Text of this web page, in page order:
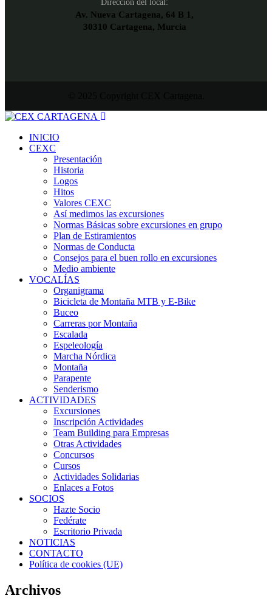
Dirección del local:
Av. Nueva Cartagena, 64 B 1,
30310 Cartagena, Murcia
INICIO
CEXC
Presentación
Historia
Logos
Hitos
Valores CEXC
Así medimos las excursiones
Normas Básicas sobre excursiones en grupo
Plan de Estiramientos
Normas de Conducta
Consejos para el buen rollo en excursiones
Medio ambiente
VOCALÍAS
Organigrama
Bicicleta de Montaña MTB y E-Bike
Buceo
Carreras por Montaña
Escalada
Espeleología
Marcha Nórdica
Montaña
Parapente
Senderismo
ACTIVIDADES
Excursiones
Inscripción Actividades
Team Building para Empresas
Otras Actividades
Concursos
Cursos
Actividades Solidarias
Enlaces a Fotos
SOCIOS
Hazte Socio
Fedérate
Escritorio Privada
NOTICIAS
CONTACTO
Política de cookies (UE)
Archivos